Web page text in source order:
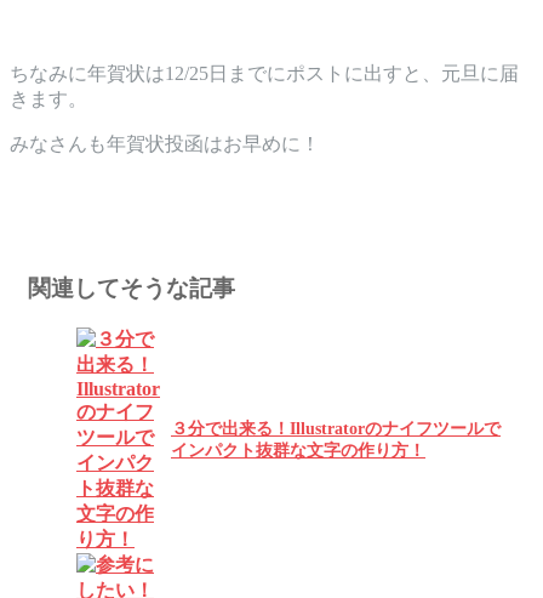
ちなみに年賀状は12/25日までにポストに出すと、元旦に届
きます。
みなさんも年賀状投函はお早めに！
関連してそうな記事
３分で出来る！Illustratorのナイフツールで
インパクト抜群な文字の作り方！